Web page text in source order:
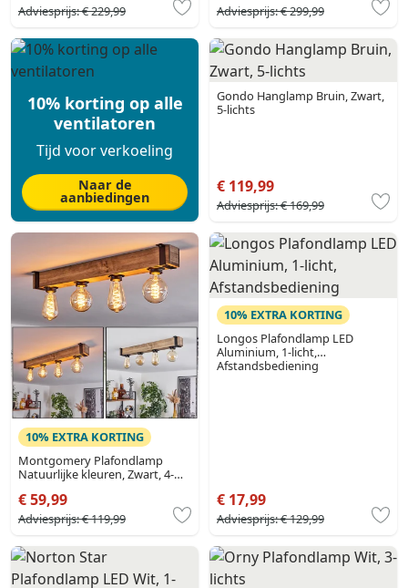
Adviesprijs:€ 229,99 Adviesprijs:€ 299,99
10% korting op alle
ventilatoren
Tijd voor verkoeling
Naar de
aanbiedingen
Gondo Hanglamp Bruin, Zwart,
5-lichts
€ 119,99
Adviesprijs:€ 169,99
10% EXTRA KORTING
Montgomery Plafondlamp
Natuurlijke kleuren, Zwart, 4-
€ 59,99
Adviesprijs:€ 119,99
10% EXTRA KORTING
Longos Plafondlamp LED
Aluminium, 1-licht,
Afstandsbediening
€ 17,99
Adviesprijs:€ 129,99